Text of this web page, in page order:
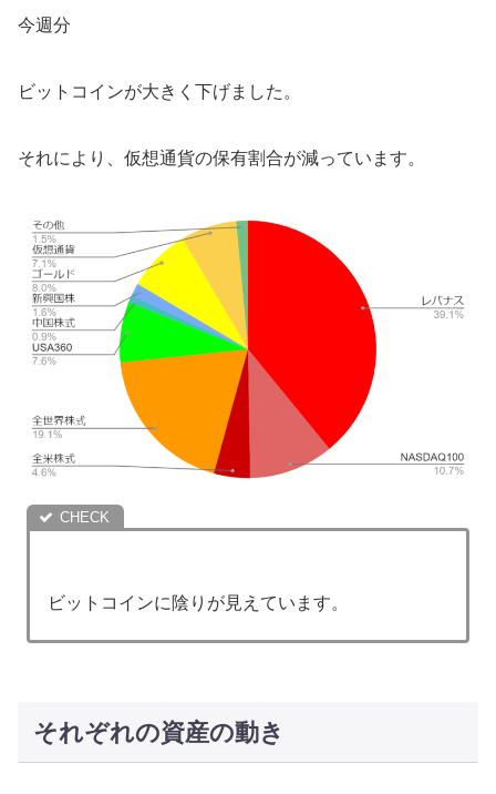
今週分
ビットコインが大きく下げました。
それにより、仮想通貨の保有割合が減っています。
ビットコインに陰りが見えています。
それぞれの資産の動き